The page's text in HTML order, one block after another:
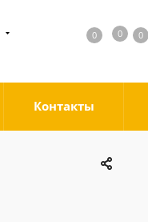
0 0 0
0
Контакты